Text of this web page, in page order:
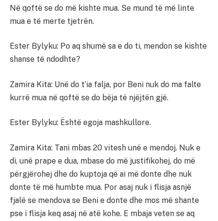
Në qoftë se do më kishte mua. Se mund të më linte
mua e të merte tjetrën.
Ester Bylyku: Po aq shumë sa e do ti, mendon se kishte
shanse të ndodhte?
Zamira Kita: Unë do t’ia falja, por Beni nuk do ma falte
kurrë mua në qoftë se do bëja të njëjtën gjë.
Ester Bylyku: Është egoja mashkullore.
Zamira Kita: Tani mbas 20 vitesh unë e mendoj. Nuk e
di, unë prape e dua, mbase do më justifikohej, do më
përgjërohej dhe do kuptoja që ai më donte dhe nuk
donte të më humbte mua. Por asaj nuk i flisja asnjë
fjalë se mendova se Beni e donte dhe mos më shante
pse i flisja keq asaj në atë kohe. E mbaja veten se aq